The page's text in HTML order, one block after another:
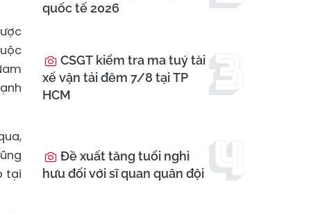
tại
quốc tế 2026
CSGT kiểm tra ma tuý tài
xế vận tải đêm 7/8 tại TP
HCM
Đề xuất tăng tuổi nghỉ
hưu đối với sĩ quan quân đội